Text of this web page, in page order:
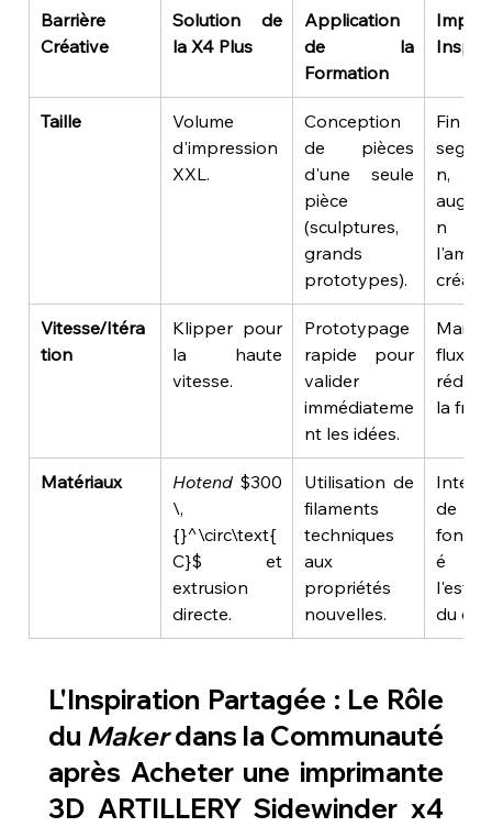
Barrière
Créative
Solution de
la X4 Plus
Application
de la
Formation
Taille
Volume
d'impression
XXL.
Conception
de pièces
d'une seule
pièce
(sculptures,
grands
prototypes).
Fin
n,
n
Vitesse/Itéra
tion
Klipper pour
la haute
vitesse.
Prototypage
rapide pour
valider
immédiateme
nt les idées.
flux
la
Matériaux Hotend $300
\,
{}^\circ\text{
C}$ et
extrusion
directe.
Utilisation de
filaments
techniques
aux
propriétés
nouvelles.
é
du
L'Inspiration Partagée : Le Rôle
du Maker dans la Communauté
après Acheter une imprimante
3D ARTILLERY Sidewinder x4